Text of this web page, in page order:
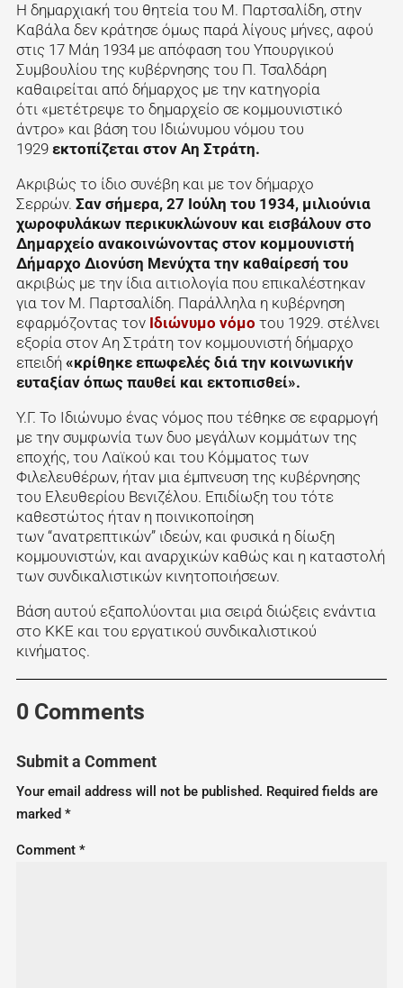
Η δημαρχιακή του θητεία του Μ. Παρτσαλίδη, στην
Καβάλα δεν κράτησε όμως παρά λίγους μήνες, αφού
στις 17 Μάη 1934 με απόφαση του Υπουργικού
Συμβουλίου της κυβέρνησης του Π. Τσαλδάρη
καθαιρείται από δήμαρχος με την κατηγορία
ότι «μετέτρεψε το δημαρχείο σε κομμουνιστικό
άντρο» και βάση του Ιδιώνυμου νόμου του
1929εκτοπίζεται στον Αη Στράτη.
Ακριβώς το ίδιο συνέβη και με τον δήμαρχο
Σερρών. Σαν σήμερα, 27 Ιούλη του 1934, μιλιούνια
χωροφυλάκων περικυκλώνουν και εισβάλουν στο
Δημαρχείο ανακοινώνοντας στον κομμουνιστή
Δήμαρχο Διονύση Μενύχτα την καθαίρεσή του
ακριβώς με την ίδια αιτιολογία που επικαλέστηκαν
για τον Μ. Παρτσαλίδη. Παράλληλα η κυβέρνηση
εφαρμόζοντας τον Ιδιώνυμο νόμο του 1929. στέλνει
εξορία στον Αη Στράτη τον κομμουνιστή δήμαρχο
επειδή «κρίθηκε επωφελές διά την κοινωνικήν
ευταξίαν όπως παυθεί και εκτοπισθεί».
Υ.Γ. Το Ιδιώνυμο ένας νόμος που τέθηκε σε εφαρμογή
με την συμφωνία των δυο μεγάλων κομμάτων της
εποχής, του Λαϊκού και του Κόμματος των
Φιλελευθέρων, ήταν μια έμπνευση της κυβέρνησης
του Ελευθερίου Βενιζέλου. Επιδίωξη του τότε
καθεστώτος ήταν η ποινικοποίηση
των “ανατρεπτικών” ιδεών, και φυσικά η δίωξη
κομμουνιστών, και αναρχικών καθώς και η καταστολή
των συνδικαλιστικών κινητοποιήσεων.
Βάση αυτού εξαπολύονται μια σειρά διώξεις ενάντια
στο ΚΚΕ και του εργατικού συνδικαλιστικού
κινήματος.
0 Comments
Submit a Comment
Your email address will not be published. Required fields are
marked *
Comment *